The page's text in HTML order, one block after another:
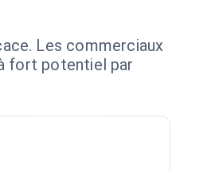
Les commerciaux
fort potentiel par